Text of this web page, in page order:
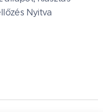
Nyitva